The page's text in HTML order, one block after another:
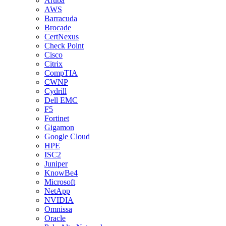
AWS
Barracuda
Brocade
CertNexus
Check Point
Cisco
Citrix
CompTIA
CWNP
Cydrill
Dell EMC
F5
Fortinet
Gigamon
Google Cloud
HPE
ISC2
Juniper
KnowBe4
Microsoft
NetApp
NVIDIA
Omnissa
Oracle